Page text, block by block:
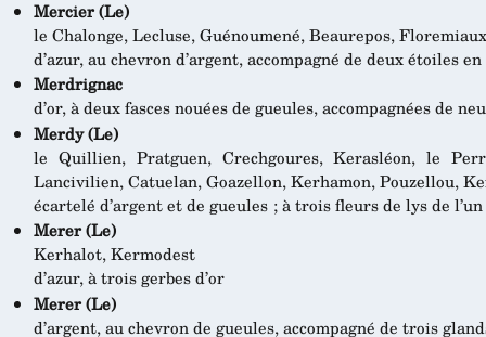
Mercier (Le)
le Chalonge, Lecluse, Guénoumené, Beaurepos,
d’azur, au chevron d’argent, accompagné de deux étoiles
Merdrignac
d’or, à deux fasces nouées de gueules, accompagnées de
Merdy (Le)
le Quillien, Pratguen, Crechgoures, Kerasléon, le
Lancivilien, Catuelan, Goazellon, Kerhamon, Pouzellou,
écartelé d’argent et de gueules ; à trois fleurs de lys de
Merer (Le)
Kerhalot, Kermodest
d’azur, à trois gerbes d’or
Merer (Le)
d’argent, au chevron de gueules, accompagné de trois